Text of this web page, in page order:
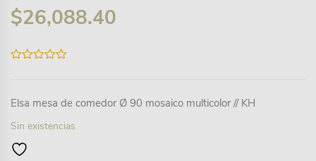
$26,088.40
5
Elsa mesa de comedor Ø 90 mosaico multicolor // KH
Sin existencias